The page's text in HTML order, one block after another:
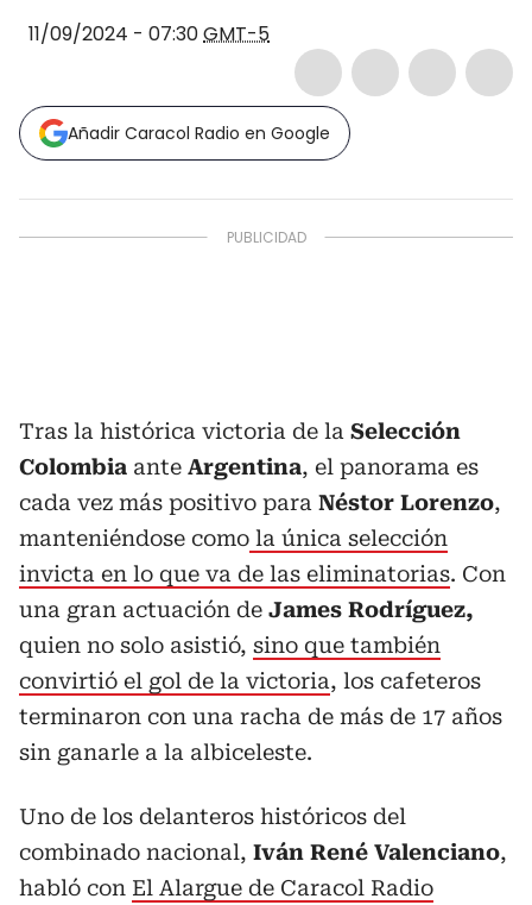
11/09/2024 - 07:30GMT-5
Añadir Caracol Radio en Google
Tras la histórica victoria de la Selección
Colombia ante Argentina, el panorama es
cada vez más positivo para Néstor Lorenzo,
manteniéndose como la única selección
invicta en lo que va de las eliminatorias. Con
una gran actuación de James Rodríguez,
quien no solo asistió, sino que también
convirtió el gol de la victoria, los cafeteros
terminaron con una racha de más de 17 años
sin ganarle a la albiceleste.
Uno de los delanteros históricos del
combinado nacional, Iván René Valenciano,
habló con El Alargue de Caracol Radio